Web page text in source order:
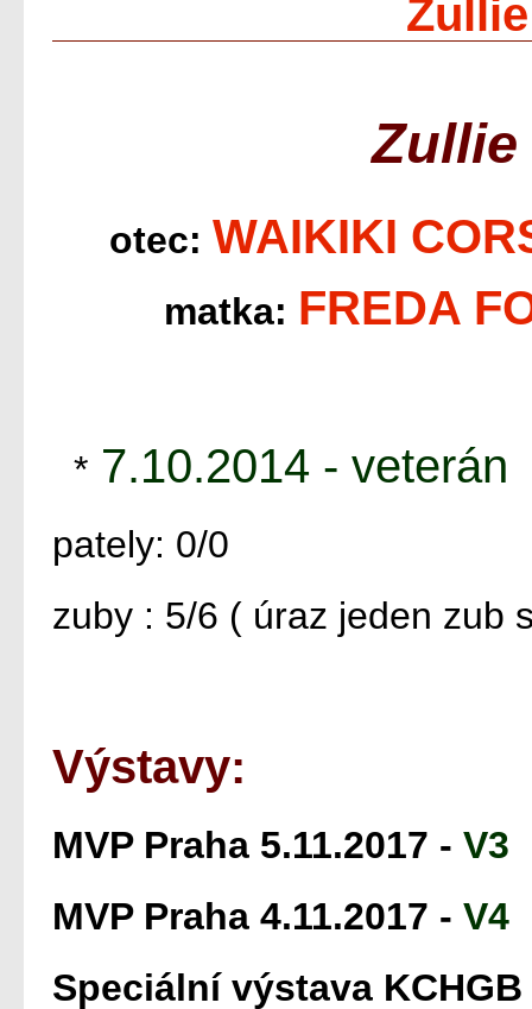
Zullie
otec: WAIKIKI
matka: FREDA
* 7.10.2014 - veterán
pately: 0/0
zuby : 5/6 ( úraz jeden zub
Výstavy:
MVP Praha 5.11.2017 - V3
MVP Praha 4.11.2017 - V4
Speciální výstava